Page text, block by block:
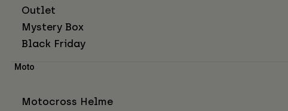
Outlet
Mystery Box
Black Friday
Moto
Motocross Helme